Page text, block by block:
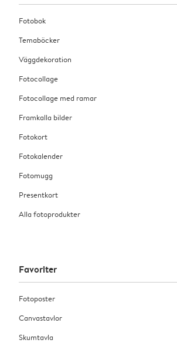
fotopussel – eller varför inte
som han kan hänga upp på kontoret?
fotocollage på en väggdekoration och
Fotobok
Temaböcker
Väggdekoration
Fotocollage
Fotocollage med ramar
Framkalla bilder
Fotokort
Fotokalender
Fotomugg
Presentkort
Alla fotoprodukter
Favoriter
Fotoposter
Canvastavlor
Skumtavla